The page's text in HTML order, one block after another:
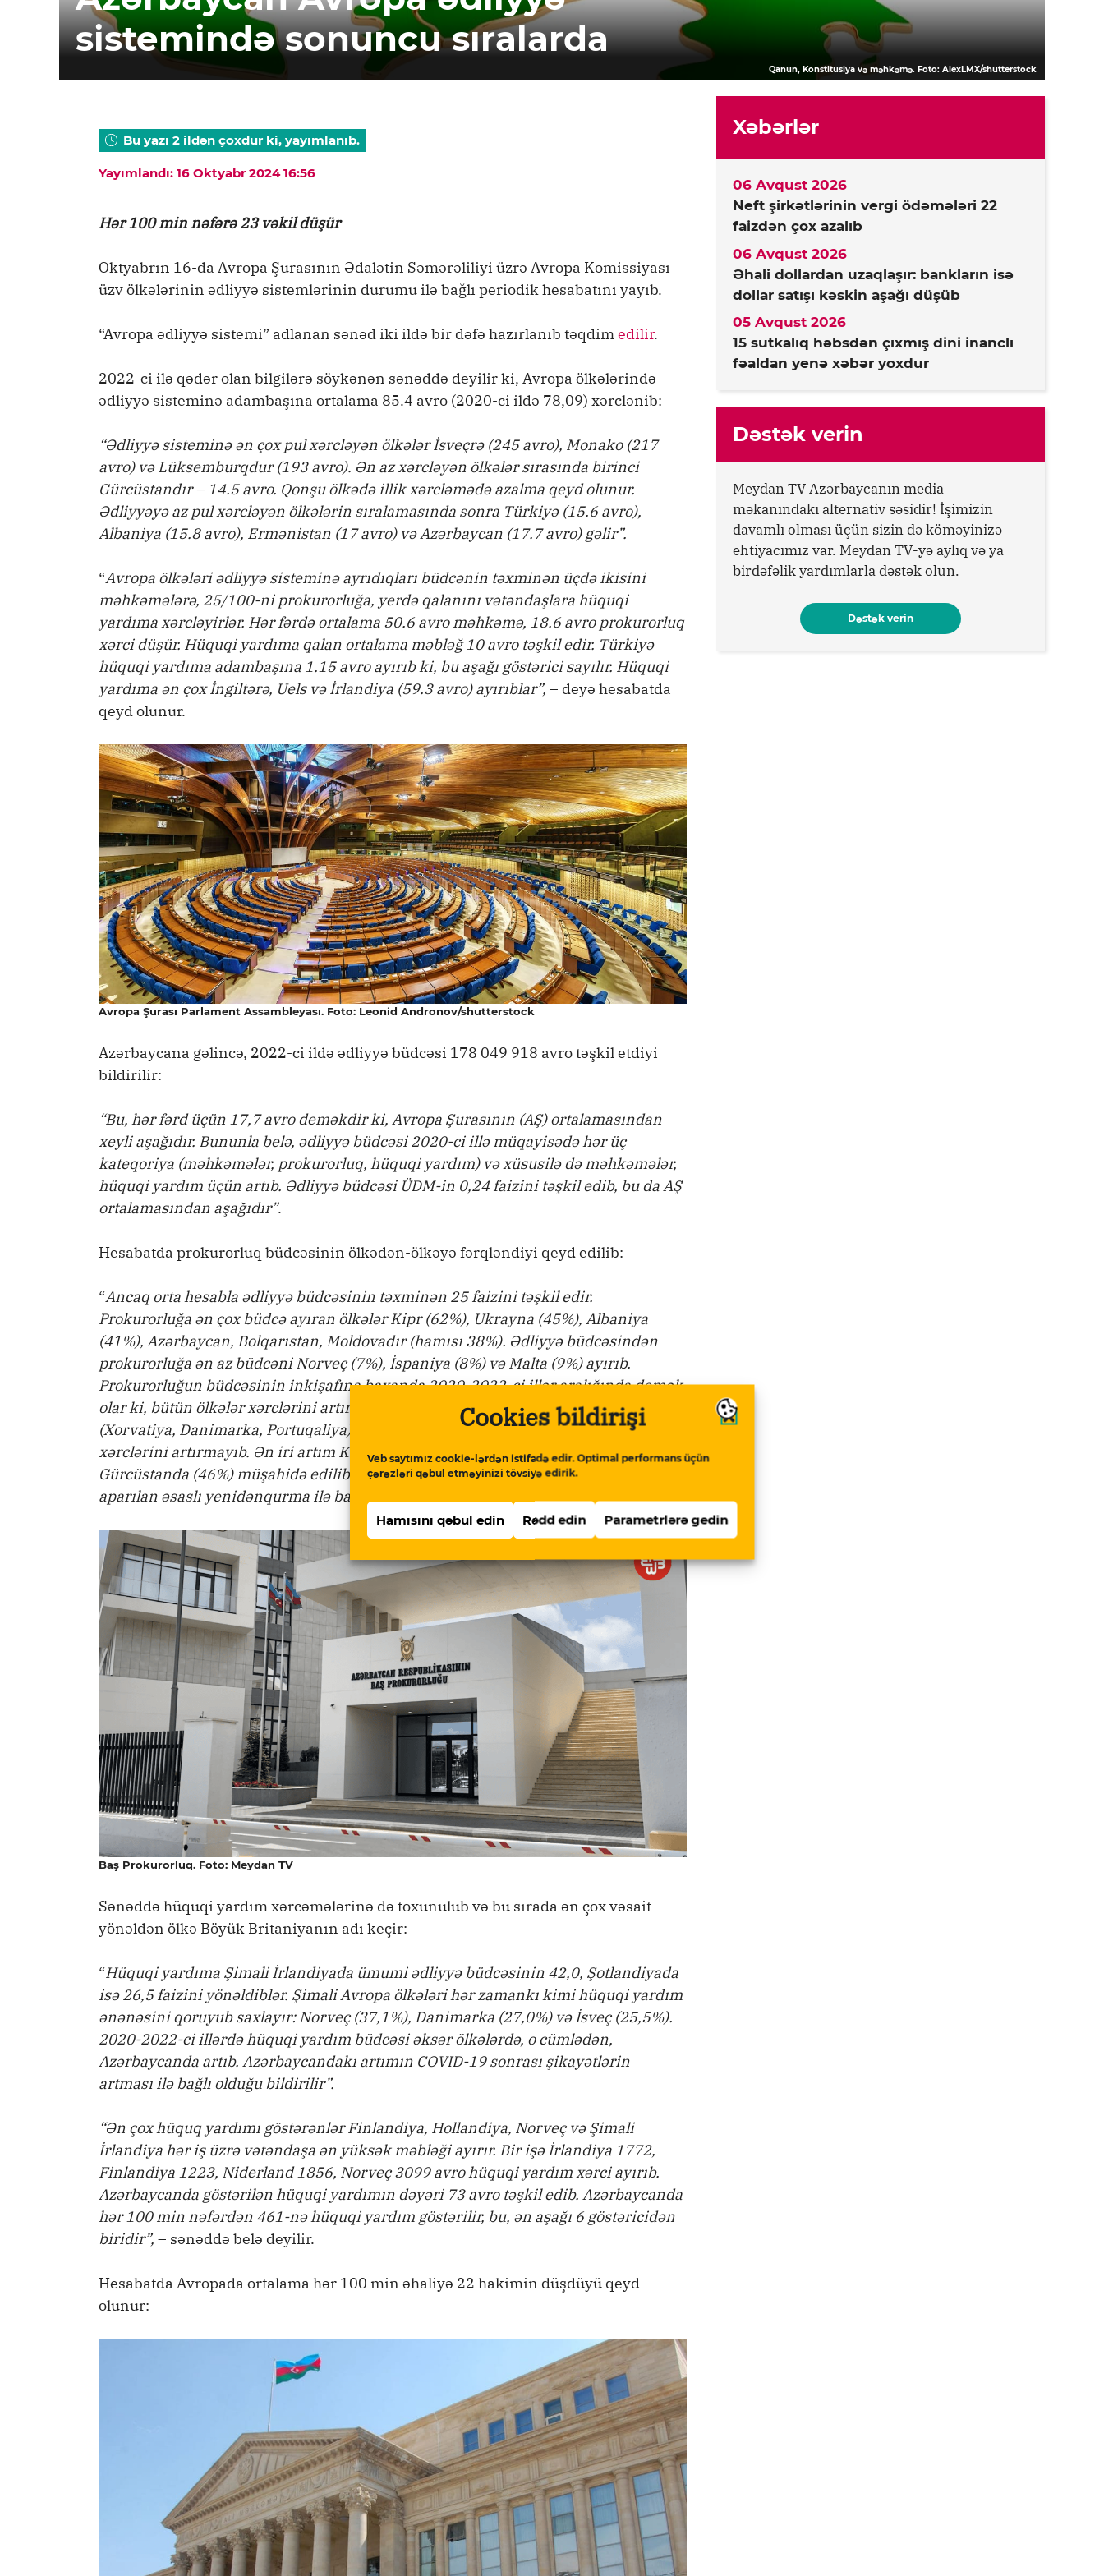
Cookies bildirişi
Veb saytımız cookie-lərdən istifadə edir. Optimal performans üçün
çərəzləri qəbul etməyinizi tövsiyə edirik.
Hamısını qəbul edin Rədd edin Parametrlərə gedin
sistemində sonuncu sıralarda
Qanun, Konstitusiya və məhkəmə. Foto: AlexLMX/shutterstock
Bu yazı 2 ildən çoxdur ki, yayımlanıb.
Yayımlandı: 16 Oktyabr 2024 16:56
Hər 100 min nəfərə 23 vəkil düşür
Oktyabrın 16-da Avropa Şurasının Ədalətin Səmərəliliyi üzrə Avropa Komissiyası
üzv ölkələrinin ədliyyə sistemlərinin durumu ilə bağlı periodik hesabatını yayıb.
“Avropa ədliyyə sistemi” adlanan sənəd iki ildə bir dəfə hazırlanıb təqdimedilir.
2022-ci ilə qədər olan bilgilərə söykənən sənəddə deyilir ki, Avropa ölkələrində
ədliyyə sisteminə adambaşına ortalama 85.4 avro (2020-ci ildə 78,09) xərclənib:
“Ədliyyə sisteminə ən çox pul xərcləyən ölkələr İsveçrə (245 avro), Monako (217
avro) və Lüksemburqdur (193 avro). Ən az xərcləyən ölkələr sırasında birinci
Gürcüstandır – 14.5 avro. Qonşu ölkədə illik xərcləmədə azalma qeyd olunur.
Ədliyyəyə az pul xərcləyən ölkələrin sıralamasında sonra Türkiyə (15.6 avro),
Albaniya (15.8 avro), Ermənistan (17 avro) və Azərbaycan (17.7 avro) gəlir”.
“Avropa ölkələri ədliyyə sisteminə ayrıdıqları büdcənin təxminən üçdə ikisini
məhkəmələrə, 25/100-ni prokurorluğa, yerdə qalanını vətəndaşlara hüquqi
yardıma xərcləyirlər. Hər fərdə ortalama 50.6 avro məhkəmə, 18.6 avro prokurorluq
xərci düşür. Hüquqi yardıma qalan ortalama məbləğ 10 avro təşkil edir. Türkiyə
hüquqi yardıma adambaşına 1.15 avro ayırıb ki, bu aşağı göstərici sayılır. Hüquqi
yardıma ən çox İngiltərə, Uels və İrlandiya (59.3 avro) ayırıblar”, – deyə hesabatda
qeyd olunur.
Avropa Şurası Parlament Assambleyası. Foto: Leonid Andronov/shutterstock
Azərbaycana gəlincə, 2022-ci ildə ədliyyə büdcəsi 178 049 918 avro təşkil etdiyi
bildirilir:
“Bu, hər fərd üçün 17,7 avro deməkdir ki, Avropa Şurasının (AŞ) ortalamasından
xeyli aşağıdır. Bununla belə, ədliyyə büdcəsi 2020-ci illə müqayisədə hər üç
kateqoriya (məhkəmələr, prokurorluq, hüquqi yardım) və xüsusilə də məhkəmələr,
hüquqi yardım üçün artıb. Ədliyyə büdcəsi ÜDM-in 0,24 faizini təşkil edib, bu da AŞ
ortalamasından aşağıdır”.
Hesabatda prokurorluq büdcəsinin ölkədən-ölkəyə fərqləndiyi qeyd edilib:
“Ancaq orta hesabla ədliyyə büdcəsinin təxminən 25 faizini təşkil edir.
Prokurorluğa ən çox büdcə ayıran ölkələr Kipr (62%), Ukrayna (45%), Albaniya
(41%), Azərbaycan, Bolqarıstan, Moldovadır (hamısı 38%). Ədliyyə büdcəsindən
prokurorluğa ən az büdcəni Norveç (7%), İspaniya (8%) və Malta (9%) ayırıb.
Prokurorluğun büdcəsinin inkişafına baxanda 2020-2022-ci illər aralığında demək
olar ki, bütün ölkələr xərclərini artırıblar – orta artım 12 faiz. Yalnız üç üzv ölkə
(Xorvatiya, Danimarka, Portuqaliya) və müşahidəçi dövlət (İsrail) prokurorluq
xərclərini artırmayıb. Ən iri artım Kiprdə (194%), Azərbaycanda (104%) və
Gürcüstanda (46%) müşahidə edilib. Kiprdəki artım prokurorluq orqanlarında
aparılan əsaslı yenidənqurma ilə bağlı olub”.
Baş Prokurorluq. Foto: Meydan TV
Sənəddə hüquqi yardım xərcəmələrinə də toxunulub və bu sırada ən çox vəsait
yönəldən ölkə Böyük Britaniyanın adı keçir:
“Hüquqi yardıma Şimali İrlandiyada ümumi ədliyyə büdcəsinin 42,0, Şotlandiyada
isə 26,5 faizini yönəldiblər. Şimali Avropa ölkələri hər zamankı kimi hüquqi yardım
ənənəsini qoruyub saxlayır: Norveç (37,1%), Danimarka (27,0%) və İsveç (25,5%).
2020-2022-ci illərdə hüquqi yardım büdcəsi əksər ölkələrdə, o cümlədən,
Azərbaycanda artıb. Azərbaycandakı artımın COVID-19 sonrası şikayətlərin
artması ilə bağlı olduğu bildirilir”.
“Ən çox hüquq yardımı göstərənlər Finlandiya, Hollandiya, Norveç və Şimali
İrlandiya hər iş üzrə vətəndaşa ən yüksək məbləği ayırır. Bir işə İrlandiya 1772,
Finlandiya 1223, Niderland 1856, Norveç 3099 avro hüquqi yardım xərci ayırıb.
Azərbaycanda göstərilən hüquqi yardımın dəyəri 73 avro təşkil edib. Azərbaycanda
hər 100 min nəfərdən 461-nə hüquqi yardım göstərilir, bu, ən aşağı 6 göstəricidən
biridir”, – sənəddə belə deyilir.
Hesabatda Avropada ortalama hər 100 min əhaliyə 22 hakimin düşdüyü qeyd
olunur:
Xəbərlər
Neft şirkətlərinin vergi ödəmələri 22
faizdən çox azalıb
06 Avqust 2026
Əhali dollardan uzaqlaşır: bankların isə
dollar satışı kəskin aşağı düşüb
06 Avqust 2026
15 sutkalıq həbsdən çıxmış dini inanclı
fəaldan yenə xəbər yoxdur
05 Avqust 2026
Dəstək verin
Meydan TV Azərbaycanın media
məkanındakı alternativ səsidir! İşimizin
davamlı olması üçün sizin də köməyinizə
ehtiyacımız var. Meydan TV-yə aylıq və ya
birdəfəlik yardımlarla dəstək olun.
Dəstək verin